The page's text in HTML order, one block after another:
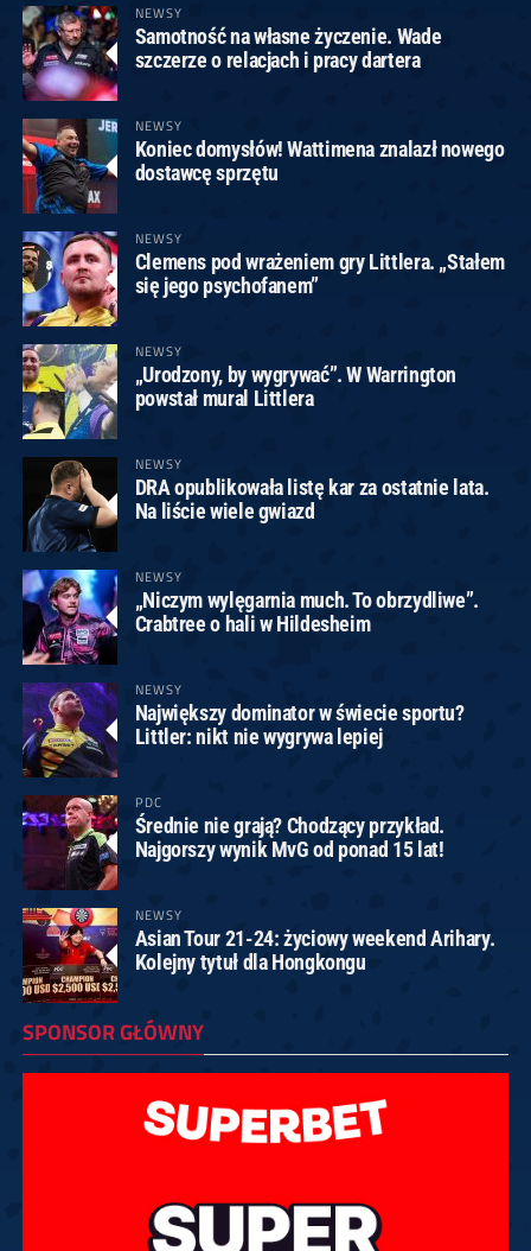
NEWSY
Samotność na własne życzenie. Wade
szczerze o relacjach i pracy dartera
NEWSY
Koniec domysłów! Wattimena znalazł nowego
dostawcę sprzętu
NEWSY
Clemens pod wrażeniem gry Littlera. „Stałem
się jego psychofanem”
NEWSY
„Urodzony, by wygrywać”. W Warrington
powstał mural Littlera
NEWSY
DRA opublikowała listę kar za ostatnie lata.
Na liście wiele gwiazd
NEWSY
„Niczym wylęgarnia much. To obrzydliwe”.
Crabtree o hali w Hildesheim
NEWSY
Największy dominator w świecie sportu?
Littler: nikt nie wygrywa lepiej
PDC
Średnie nie grają? Chodzący przykład.
Najgorszy wynik MvG od ponad 15 lat!
NEWSY
Asian Tour 21-24: życiowy weekend Arihary.
Kolejny tytuł dla Hongkongu
SPONSOR GŁÓWNY